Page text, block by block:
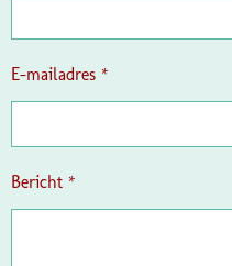
r
e
E-mailadres *
Bericht *